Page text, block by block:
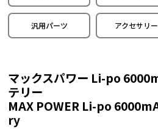
汎用パーツ アクセサリー
マックスパワー Li-po
テリー
MAX POWER Li-po
ry